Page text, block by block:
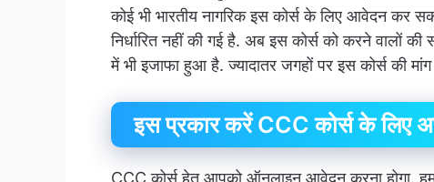
कोई भी भारतीय नागरिक इस कोर्स के लिए आवेदन कर
निर्धारित नहीं की गई है. अब इस कोर्स को करने वालों
में भी इजाफा हुआ है. ज्यादातर जगहों पर इस कोर्स की
इस प्रकार करें CCC कोर्स के लिए
CCC कोर्स हेतु आपको ऑनलाइन आवेदन करना होगा.